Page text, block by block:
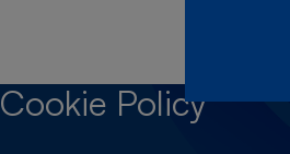
Cookie Policy